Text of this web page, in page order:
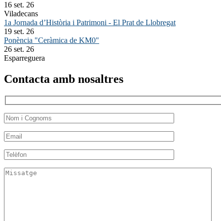
16 set. 26
Viladecans
1a Jornada d’Història i Patrimoni - El Prat de Llobregat
19 set. 26
Ponència "Ceràmica de KM0"
26 set. 26
Esparreguera
Contacta amb nosaltres